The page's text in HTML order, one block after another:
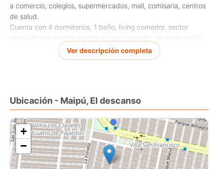
a comercio, colegios, supermercados, mall, comisaria, centros
de salud.
Cuenta con 4 dormitorios, 1 baño, living comedor, sector
ampliado con cocina amoblada con comedor de diario, patio
trasero techado con sector de logía, antejardín con cobertizo
con vigas a la vista y piso de hormigón estampado y
Solicitar visitas
Ver descripción completa
Ubicación - Maipú, El descanso
+
−